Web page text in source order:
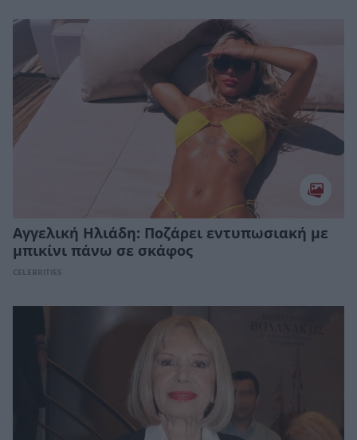
Αγγελική Ηλιάδη: Ποζάρει εντυπωσιακή με
μπικίνι πάνω σε σκάφος
CELEBRITIES